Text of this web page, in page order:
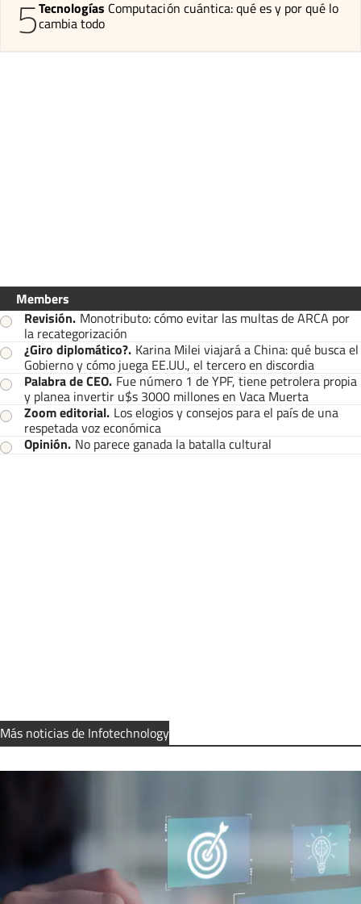
5Tecnologías Computación cuántica: qué es y por qué lo
cambia todo
Members
Revisión. Monotributo: cómo evitar las multas de ARCA por
la recategorización
¿Giro diplomático?. Karina Milei viajará a China: qué busca el
Gobierno y cómo juega EE.UU., el tercero en discordia
Palabra de CEO. Fue número 1 de YPF, tiene petrolera propia
y planea invertir u$s 3000 millones en Vaca Muerta
Zoom editorial. Los elogios y consejos para el país de una
respetada voz económica
Opinión. No parece ganada la batalla cultural
Más noticias de Infotechnology